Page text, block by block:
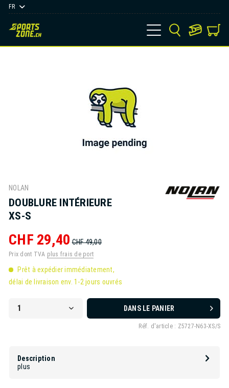
FR
NOLAN
DOUBLURE INTÉRIEURE
XS-S
CHF 29,40 CHF 49,00
Prix dont TVA plus frais de port
Prêt à expédier immédiatement,
délai de livraison env. 1-2 jours ouvrés
DANS LE PANIER
Réf. d'article : Z5727-N63-XS/S
Description
plus